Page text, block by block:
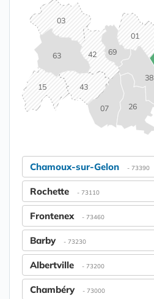
01
03
07
15
26
38
42
43
63
69
Chamoux-sur-Gelon - 73390
Rochette - 73110
Frontenex - 73460
Barby - 73230
Albertville - 73200
Chambéry - 73000